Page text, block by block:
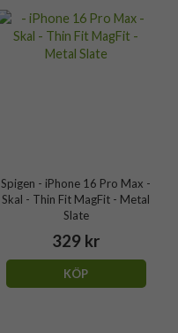
Spigen - iPhone 16 Pro Max -
Skal - Thin Fit MagFit - Metal
Slate
329 kr
KÖP